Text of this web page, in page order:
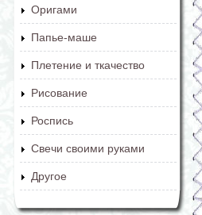
Оригами
Папье-маше
Плетение и ткачество
Рисование
Роспись
Свечи своими руками
Другое